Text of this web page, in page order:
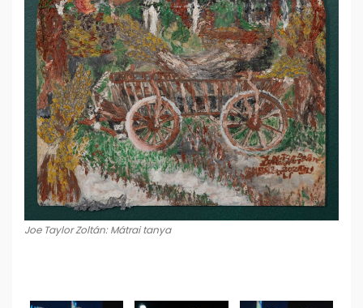
Joe Taylor Zoltán: Mátrai tanya